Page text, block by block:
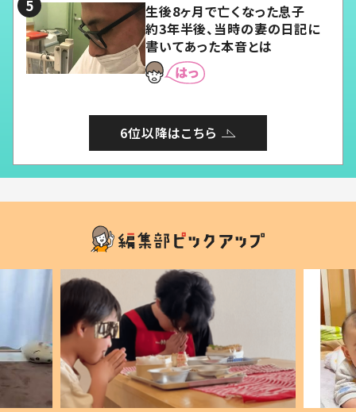
生後8ヶ月で亡くなった息子
約3年半後、当時の妻の日記に
書いてあった本音とは
6位以降はこちら